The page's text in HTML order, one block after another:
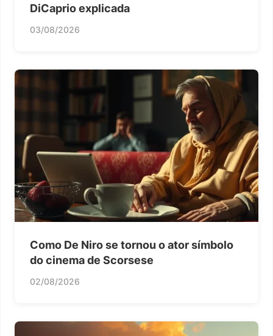
DiCaprio explicada
03/08/2026
Como De Niro se tornou o ator símbolo
do cinema de Scorsese
02/08/2026